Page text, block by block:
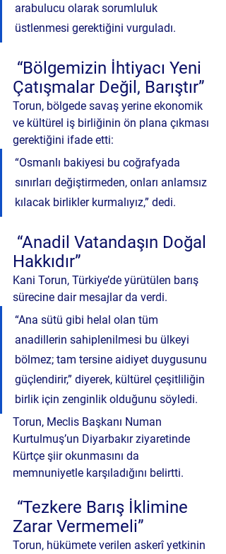
arabulucu olarak sorumluluk
üstlenmesi gerektiğini vurguladı.
Çatışmalar Değil, Barıştır”
Torun, bölgede savaş yerine ekonomik
ve kültürel iş birliğinin ön plana çıkması
gerektiğini ifade etti:
“Osmanlı bakiyesi bu coğrafyada
sınırları değiştirmeden, onları anlamsız
kılacak birlikler kurmalıyız,” dedi.
Hakkıdır”
Kani Torun, Türkiye’de yürütülen barış
sürecine dair mesajlar da verdi.
“Ana sütü gibi helal olan tüm
anadillerin sahiplenilmesi bu ülkeyi
bölmez; tam tersine aidiyet duygusunu
güçlendirir,” diyerek, kültürel çeşitliliğin
birlik için zenginlik olduğunu söyledi.
Torun, Meclis Başkanı Numan
Kurtulmuş’un Diyarbakır ziyaretinde
Kürtçe şiir okunmasını da
memnuniyetle karşıladığını belirtti.
Zarar Vermemeli”
Torun, hükümete verilen askerî yetkinin